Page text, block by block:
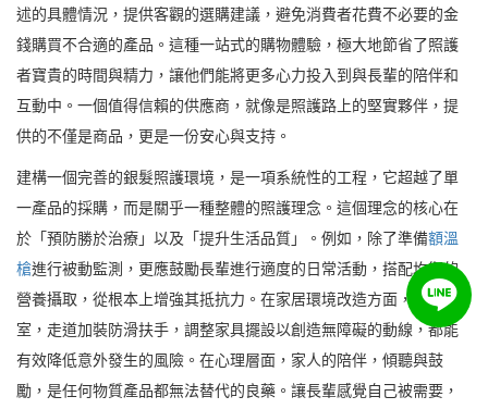
述的具體情況，提供客觀的選購建議，避免消費者花費不必要的金
錢購買不合適的產品。這種一站式的購物體驗，極大地節省了照護
者寶貴的時間與精力，讓他們能將更多心力投入到與長輩的陪伴和
互動中。一個值得信賴的供應商，就像是照護路上的堅實夥伴，提
供的不僅是商品，更是一份安心與支持。
建構一個完善的銀髮照護環境，是一項系統性的工程，它超越了單
一產品的採購，而是關乎一種整體的照護理念。這個理念的核心在
於「預防勝於治療」以及「提升生活品質」。例如，除了準備額溫
槍進行被動監測，更應鼓勵長輩進行適度的日常活動，搭配均衡的
營養攝取，從根本上增強其抵抗力。在家居環境改造方面，於浴
室，走道加裝防滑扶手，調整家具擺設以創造無障礙的動線，都能
有效降低意外發生的風險。在心理層面，家人的陪伴，傾聽與鼓
勵，是任何物質產品都無法替代的良藥。讓長輩感覺自己被需要，